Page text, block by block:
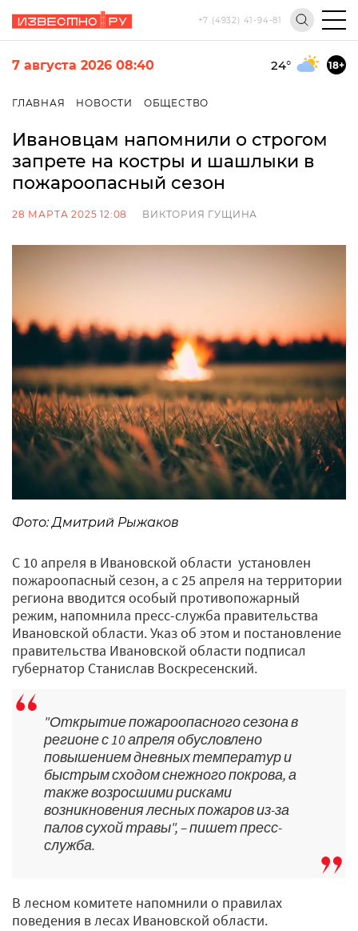
+7 (4932) 41-94-81
7 августа 2026 08:40 24° 18+
ГЛАВНАЯ НОВОСТИ ОБЩЕСТВО
Ивановцам напомнили о строгом
запрете на костры и шашлыки в
пожароопасный сезон
28 МАРТА 2025 12:08 ВИКТОРИЯ ГУЩИНА
Фото: Дмитрий Рыжаков
С 10 апреля в Ивановской области установлен
пожароопасный сезон, а с 25 апреля на территории
региона вводится особый противопожарный
режим, напомнила пресс-служба правительства
Ивановской области. Указ об этом и постановление
правительства Ивановской области подписал
губернатор Станислав Воскресенский.
"Открытие пожароопасного сезона в
регионе с 10 апреля обусловлено
повышением дневных температур и
быстрым сходом снежного покрова, а
также возросшими рисками
возникновения лесных пожаров из-за
палов сухой травы", – пишет пресс-
служба.
В лесном комитете напомнили о правилах
поведения в лесах Ивановской области.